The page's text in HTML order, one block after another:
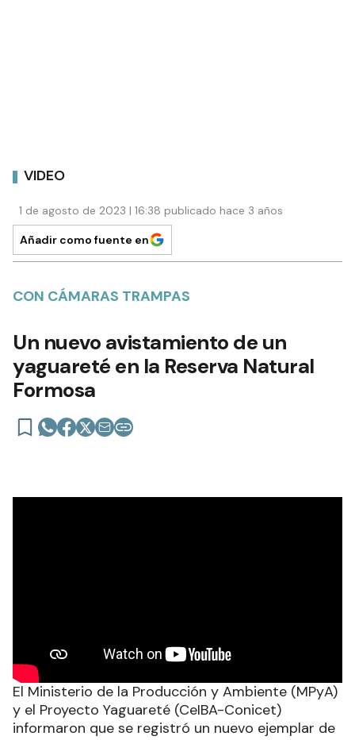
VIDEO
1 de agosto de 2023 | 16:38 publicado hace 3 años
Añadir como fuente en
CON CÁMARAS TRAMPAS
Un nuevo avistamiento de un
yaguareté en la Reserva Natural
Formosa
El Ministerio de la Producción y Ambiente (MPyA)
y el Proyecto Yaguareté (CeIBA-Conicet)
informaron que se registró un nuevo ejemplar de